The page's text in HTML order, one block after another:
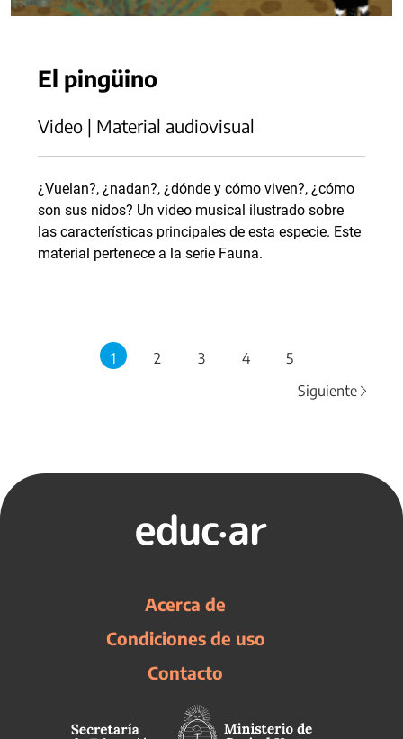
El pingüino
Video | Material audiovisual
¿Vuelan?, ¿nadan?, ¿dónde y cómo viven?, ¿cómo
son sus nidos? Un video musical ilustrado sobre
las características principales de esta especie. Este
material pertenece a la serie Fauna.
1 2 3 4
5
Siguiente
Acerca de
Condiciones de uso
Contacto